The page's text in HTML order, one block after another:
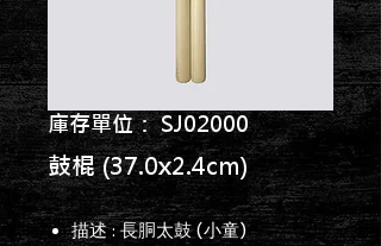
庫存單位： SJ02000
鼓棍 (37.0x2.4cm)
描述 : 長胴太鼓 (小童)